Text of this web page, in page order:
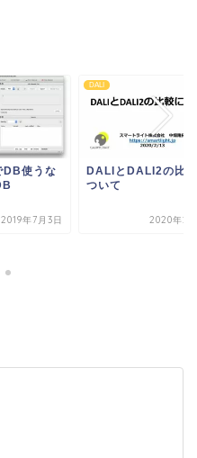
使うな
2019年7月3日
DALI
DALIとDALI2の比
ついて
2020年2